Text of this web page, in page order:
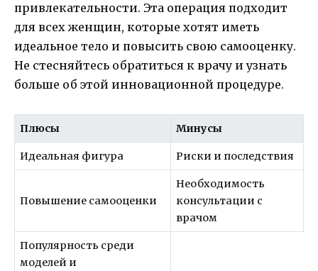
привлекательности. Эта операция подходит
для всех женщин, которые хотят иметь
идеальное тело и повысить свою самооценку.
Не стесняйтесь обратиться к врачу и узнать
больше об этой инновационной процедуре.
Плюсы Минусы
Идеальная фигура Риски и последствия
Повышение самооценки
Необходимость
консультации с
врачом
Популярность среди
моделей и